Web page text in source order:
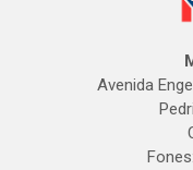
Avenida